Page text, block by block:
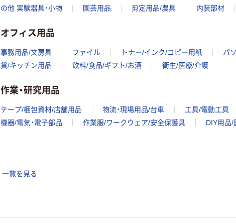
の他 実験器具・小物
園芸用品 剪定用品/農具 内装部材
オフィス用品
事務用品/文房具 ファイル トナー/インク/コピー用紙 パ
貨/キッチン用品
飲料/食品/ギフト/お酒 衛生/医療/介護
作業・研究用品
テープ/梱包資材/店舗用品 物流・現場用品/台車 工具/電動工具
機器/電気・電子部品
作業服/ワークウェア/安全保護具 DIY用品/
一覧を見る